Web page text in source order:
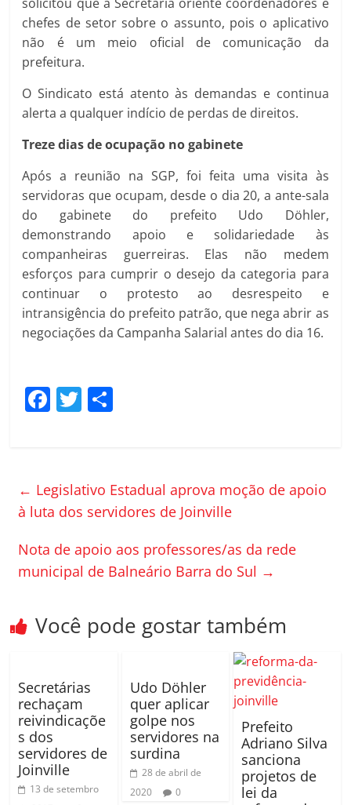
chefes de setor sobre o assunto, pois o aplicativo
não é um meio oficial de comunicação da
prefeitura.
O Sindicato está atento às demandas e continua
alerta a qualquer indício de perdas de direitos.
Treze dias de ocupação no gabinete
Após a reunião na SGP, foi feita uma visita às
servidoras que ocupam, desde o dia 20, a ante-sala
do gabinete do prefeito Udo Döhler,
demonstrando apoio e solidariedade às
companheiras guerreiras. Elas não medem
esforços para cumprir o desejo da categoria para
continuar o protesto ao desrespeito e
intransigência do prefeito patrão, que nega abrir as
negociações da Campanha Salarial antes do dia 16.
F
b
o
o
k
T
ar
til
h
ar
← Legislativo Estadual aprova moção de apoio
à luta dos servidores de Joinville
Nota de apoio aos professores/as da rede
municipal de Balneário Barra do Sul →
Você pode gostar também
Secretárias
rechaçam
reivindicaçõe
s dos
servidores de
Joinville
13 de setembro
Udo Döhler
quer aplicar
golpe nos
servidores na
surdina
28 de abril de
2020
0
Prefeito
Adriano Silva
sanciona
projetos de
lei da